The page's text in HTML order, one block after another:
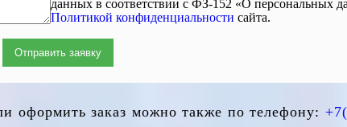
данных в соответствии с ФЗ-152 «О персональных
Политикой конфиденциальности сайта.
Отправить заявку
оформить заказ можно также по телефону: